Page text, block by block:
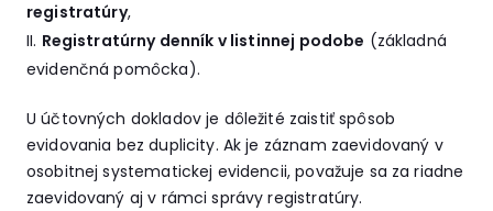
registratúry,
Registratúrny denník v listinnej podobe (základná
evidenčná pomôcka).
U účtovných dokladov je dôležité zaistiť spôsob
evidovania bez duplicity. Ak je záznam zaevidovaný v
osobitnej systematickej evidencii, považuje sa za riadne
zaevidovaný aj v rámci správy registratúry.